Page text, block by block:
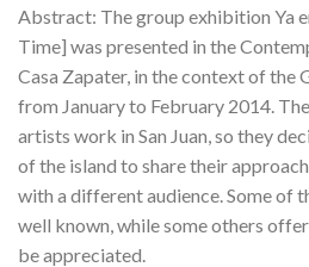
Abstract: The group exhibition Ya
Time] was presented in the
Casa Zapater, in the context of the
from January to February 2014.
artists work in San Juan, so they
of the island to share their
with a different audience. Some of
well known, while some others
be appreciated.